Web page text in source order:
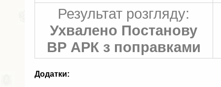
Результат розгляду:
Ухвалено Постанову
ВР АРК з поправками
Додатки: